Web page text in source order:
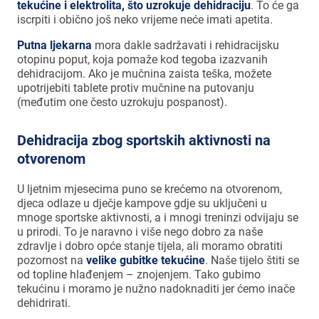
tekućine i elektrolita, što uzrokuje dehidraciju. To će ga
iscrpiti i obično još neko vrijeme neće imati apetita.
Putna ljekarna mora dakle sadržavati i rehidracijsku
otopinu poput, koja pomaže kod tegoba izazvanih
dehidracijom. Ako je mučnina zaista teška, možete
upotrijebiti tablete protiv mučnine na putovanju
(međutim one često uzrokuju pospanost).
Dehidracija zbog sportskih aktivnosti na
otvorenom
U ljetnim mjesecima puno se krećemo na otvorenom,
djeca odlaze u dječje kampove gdje su uključeni u
mnoge sportske aktivnosti, a i mnogi treninzi odvijaju se
u prirodi. To je naravno i više nego dobro za naše
zdravlje i dobro opće stanje tijela, ali moramo obratiti
pozornost na velike gubitke tekućine. Naše tijelo štiti se
od topline hlađenjem – znojenjem. Tako gubimo
tekućinu i moramo je nužno nadoknaditi jer ćemo inače
dehidrirati.